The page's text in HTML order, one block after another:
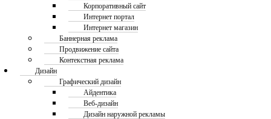
Корпоративный сайт
Интернет портал
Интернет магазин
Баннерная реклама
Продвижение сайта
Контекстная реклама
Дизайн
Графический дизайн
Айдентика
Веб-дизайн
Дизайн наружной рекламы